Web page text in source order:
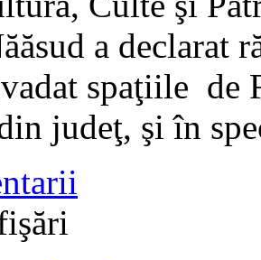
a declarat
spaţiile de
judeţ, şi în